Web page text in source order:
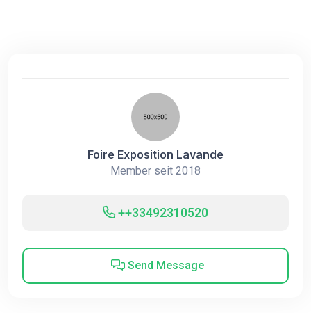
Foire Exposition Lavande
Member seit 2018
++33492310520
Send Message